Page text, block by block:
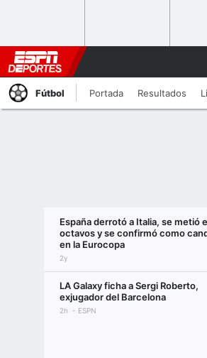
Fútbol Portada Resultados
España derrotó a Italia, se metió
octavos y se confirmó como
en la Eurocopa
2y
LA Galaxy ficha a Sergi Roberto,
exjugador del Barcelona
2h ESPN